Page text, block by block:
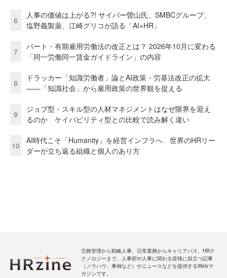
6
人事の価値は上がる?! サイバー曽山氏、SMBCグループ、
塩野義製薬、江崎グリコが語る「AI×HR」
7
パート・有期雇用労働法の改正とは？ 2026年10月に変わる
「同一労働同一賃金ガイドライン」の内容
8
ドラッカー「知識労働者」論とAI政策・労基法改正の拡大
——「知識社会」から雇用政策の世界観を捉える
9
ジョブ型・スキル型の人材マネジメントはなぜ限界を迎え
るのか ケイパビリティ型との比較で読み解く違い
10
AI時代こそ「Humanity」を経営インフラへ 世界のHRリー
ダーが立ち返る組織と個人のあり方
労務管理から戦略人事、日常業務からキャリアパス、HRテ
クノロジーまで、人事部や人事に関わる皆様に役立つ記事
（ノウハウ、事例など）やニュースなどを提供するWebマ
ガジンです。